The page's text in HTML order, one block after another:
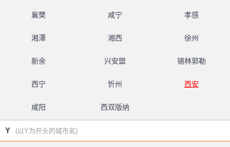
襄樊 咸宁 孝感
湘潭 湘西 徐州
新余 兴安盟 锡林郭勒
西宁 忻州 西安
咸阳 西双版纳
Y (以Y为开头的城市名)